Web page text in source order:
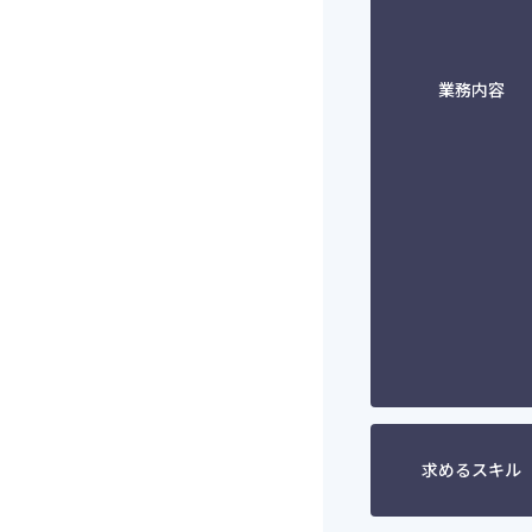
業務内容
求めるスキル